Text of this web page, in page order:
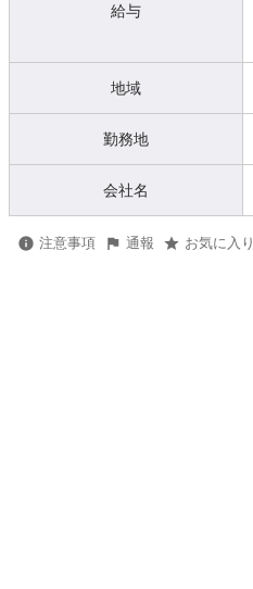
給与
地域
勤務地
会社名
注意事項 通報 お気に入り